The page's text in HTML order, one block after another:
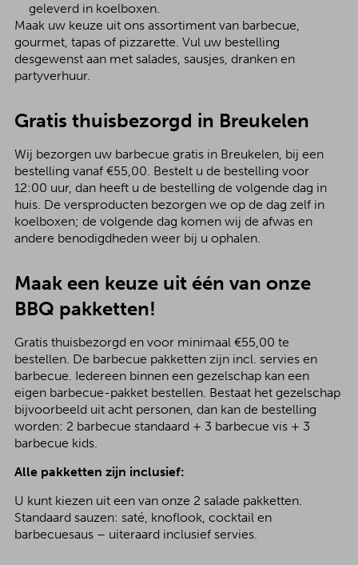
geleverd in koelboxen.
Maak uw keuze uit ons assortiment van barbecue,
gourmet, tapas of pizzarette. Vul uw bestelling
desgewenst aan met salades, sausjes, dranken en
partyverhuur.
Gratis thuisbezorgd in Breukelen
Wij bezorgen uw barbecue gratis in Breukelen, bij een
bestelling vanaf €55,00. Bestelt u de bestelling voor
12:00 uur, dan heeft u de bestelling de volgende dag in
huis. De versproducten bezorgen we op de dag zelf in
koelboxen; de volgende dag komen wij de afwas en
andere benodigdheden weer bij u ophalen.
Maak een keuze uit één van onze
BBQ pakketten!
Gratis thuisbezorgd en voor minimaal €55,00 te
bestellen. De barbecue pakketten zijn incl. servies en
barbecue. Iedereen binnen een gezelschap kan een
eigen barbecue-pakket bestellen. Bestaat het gezelschap
bijvoorbeeld uit acht personen, dan kan de bestelling
worden: 2 barbecue standaard + 3 barbecue vis + 3
barbecue kids.
Alle pakketten zijn inclusief:
U kunt kiezen uit een van onze 2 salade pakketten.
Standaard sauzen: saté, knoflook, cocktail en
barbecuesaus – uiteraard inclusief servies.